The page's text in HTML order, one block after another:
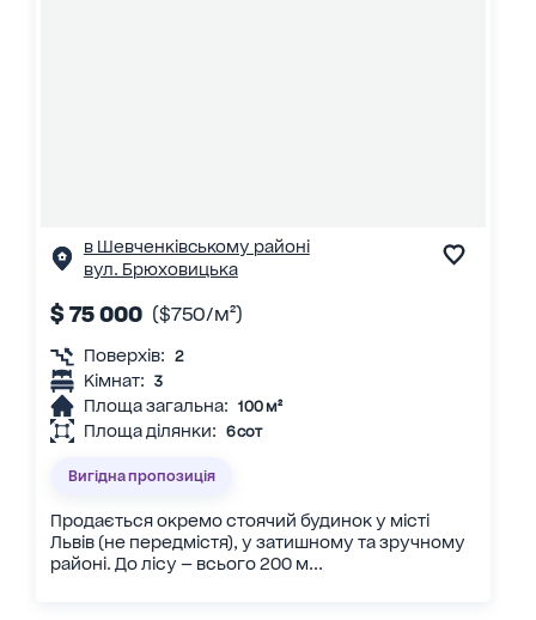
в Шевченківському районі
вул. Брюховицька
$ 75 000 ($750/м²)
Поверхів: 2
Кімнат: 3
Площа загальна: 100 м²
Площа ділянки: 6 сот
Вигідна пропозиція
Продається окремо стоячий будинок у місті
Львів (не передмістя), у затишному та зручному
районі. До лісу — всього 200 м...